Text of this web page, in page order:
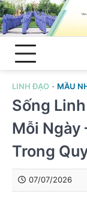
Skip
to
content
LINH ĐẠO MẦU
Sống
Mỗi Ngày
Trong
07/07/2026